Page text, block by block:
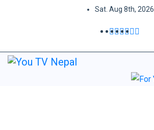
Sat. Aug 8th, 2026